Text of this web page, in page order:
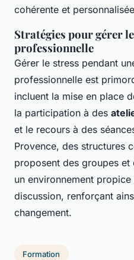
cohérente et
Stratégies pour gérer
professionnelle
Gérer le stress pendant
professionnelle est
incluent la mise en place
la participation à des
et le recours à des
Provence, des structures
proposent des groupes
un environnement
discussion, renforçant
changement.
Formation